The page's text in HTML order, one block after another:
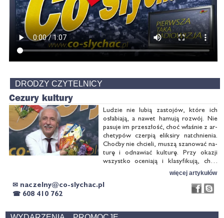
DRODZY CZYTELNICY
Ce­zu­ry kul­tu­ry
Lu­dzie nie lu­bią za­sto­jów, któ­re ich
osła­bia­ją, a na­wet ha­mu­ją roz­wój. Nie
pa­su­je im prze­szłość, choć wła­śnie z ar­
che­ty­pów czer­pią elik­si­ry na­tchnie­nia.
Choć­by nie chcie­li, mu­szą sza­no­wać na­
tu­rę i od­na­wiać kul­tu­rę. Przy oka­zji
wszyst­ko oce­nia­ją i kla­sy­fi­ku­ją, choć
wie­dzą, że no­we ro­dzi się z cha­osu. W
tym wła­śnie za­mę­cie ro­dzą się …
więcej artykułów
✉
☎ 608 410 762